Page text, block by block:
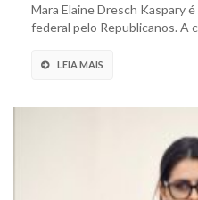
Mara Elaine Dresch Kaspary
federal pelo Republicanos. A
LEIA MAIS